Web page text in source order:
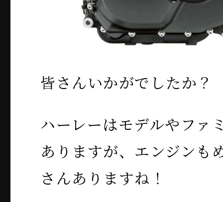
皆さんいかがでしたか？
ハーレーはモデルやファ
ありますが、エンジンも
さんありますね！